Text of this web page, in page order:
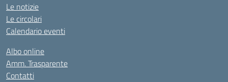
Le notizie
Le circolari
Calendario eventi
Albo online
Amm. Trasparente
Contatti